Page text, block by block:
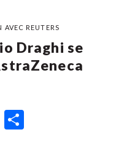
AVEC REUTERS
Draghi se
Email